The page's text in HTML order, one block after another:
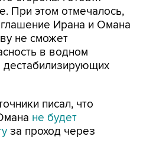
При этом отмечалось,
Ирана и Омана
не сможет
в водном
дестабилизирующих
писал, что
не будет
за проход через